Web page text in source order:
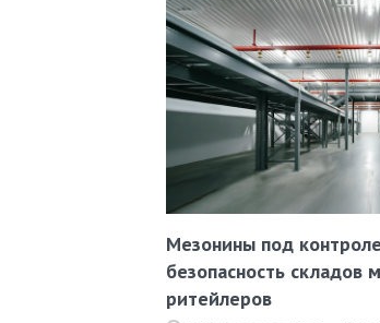
Мезонины под
безопасность складов
ритейлеров